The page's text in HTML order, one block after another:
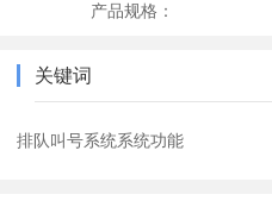
产品规格：
关键词
排队叫号系统系统功能